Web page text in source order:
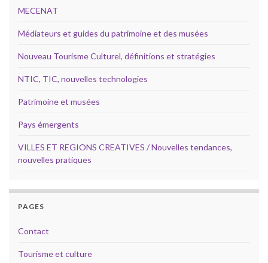
MECENAT
Médiateurs et guides du patrimoine et des musées
Nouveau Tourisme Culturel, définitions et stratégies
NTIC, TIC, nouvelles technologies
Patrimoine et musées
Pays émergents
VILLES ET REGIONS CREATIVES / Nouvelles tendances,
nouvelles pratiques
PAGES
Contact
Tourisme et culture